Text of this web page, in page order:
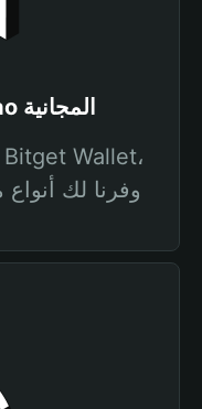
اربح توزيعات lidodao المجانية
وفرنا لك